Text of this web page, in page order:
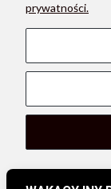
O NAS
MOON STORE
prywatności.